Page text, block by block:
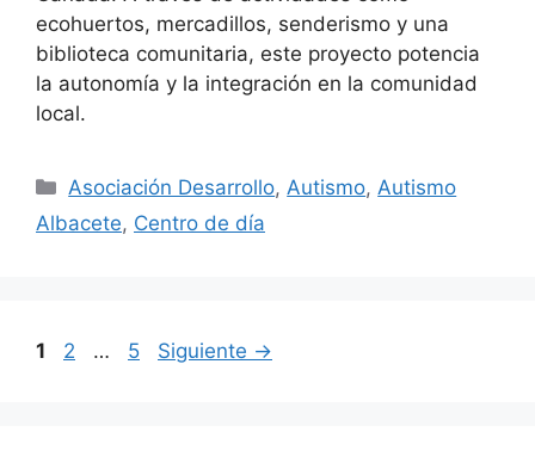
ecohuertos, mercadillos, senderismo y una
biblioteca comunitaria, este proyecto potencia
la autonomía y la integración en la comunidad
local.
Asociación Desarrollo,Autismo,Autismo
Albacete, Centro de día
1 2 … 5 Siguiente →